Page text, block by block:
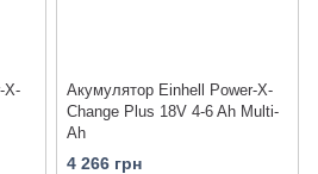
X-
Акумулятор Einhell Power-X-
Change Plus 18V 4-6 Ah Multi-
Ah
4 266 грн